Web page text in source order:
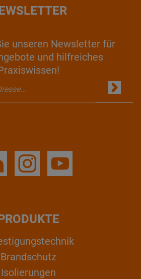
unseren Newsletter für
und hilfreiches
Brandschutz
Isolierungen